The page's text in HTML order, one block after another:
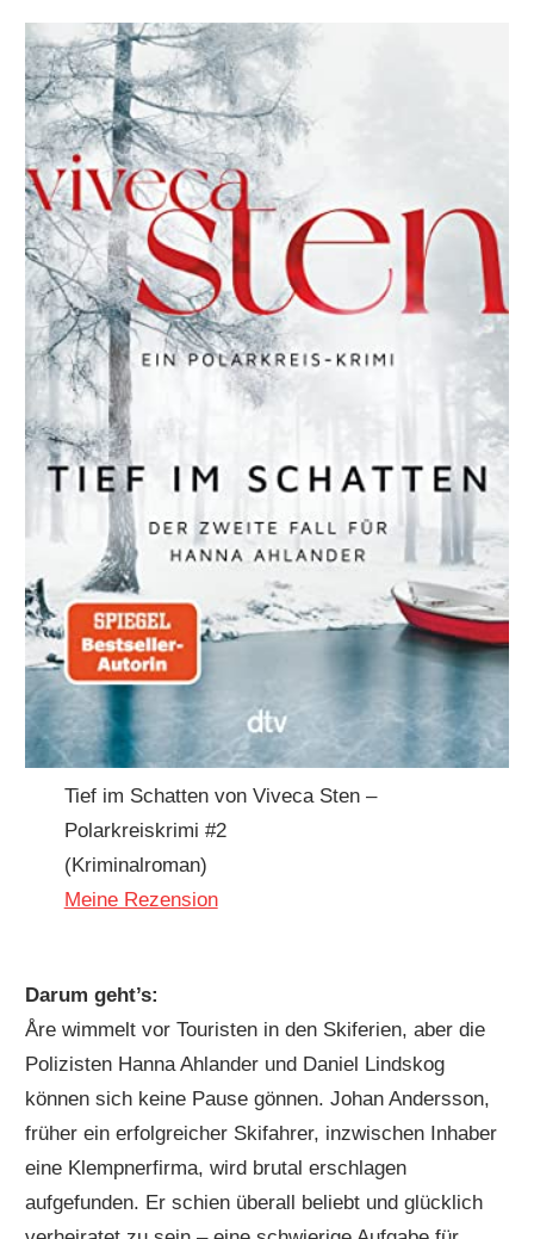
Tief im Schatten von Viveca Sten –
Polarkreiskrimi #2
(Kriminalroman)
Meine Rezension
Darum geht’s:
Åre wimmelt vor Touristen in den Skiferien, aber die
Polizisten Hanna Ahlander und Daniel Lindskog
können sich keine Pause gönnen. Johan Andersson,
früher ein erfolgreicher Skifahrer, inzwischen Inhaber
eine Klempnerfirma, wird brutal erschlagen
aufgefunden. Er schien überall beliebt und glücklich